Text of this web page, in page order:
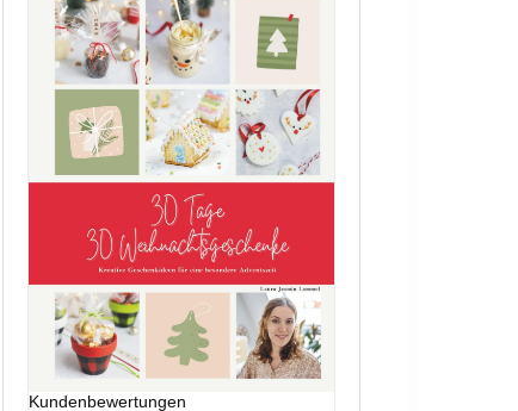
Kundenbewertungen